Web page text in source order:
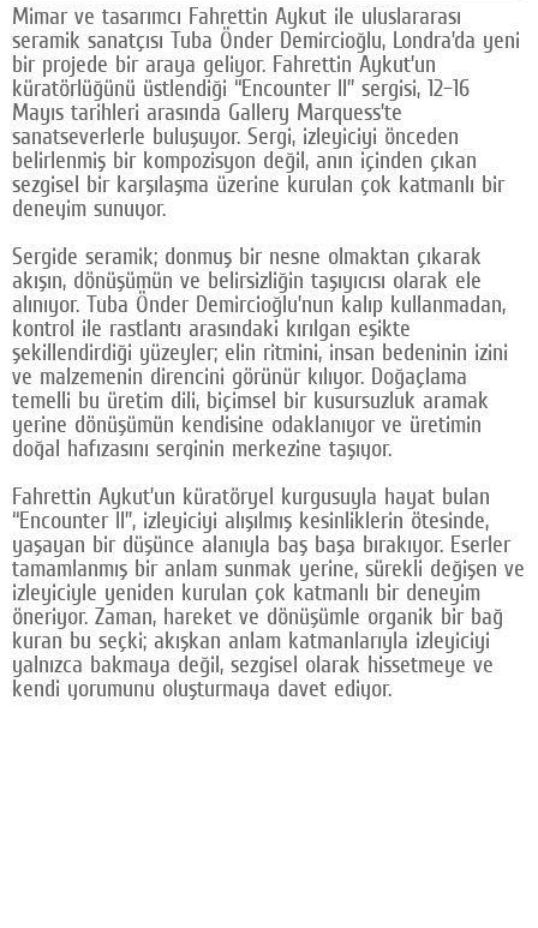
© 2026 TÜM HAKLARI SAKLIDIR
Mimar ve tasarımcı Fahrettin Aykut ile uluslararası
seramik sanatçısı Tuba Önder Demircioğlu, Londra’da yeni
bir projede bir araya geliyor. Fahrettin Aykut’un
küratörlüğünü üstlendiği “Encounter II” sergisi, 12–16
Mayıs tarihleri arasında Gallery Marquess’te
sanatseverlerle buluşuyor. Sergi, izleyiciyi önceden
belirlenmiş bir kompozisyon değil, anın içinden çıkan
sezgisel bir karşılaşma üzerine kurulan çok katmanlı bir
deneyim sunuyor.
Sergide seramik; donmuş bir nesne olmaktan çıkarak
akışın, dönüşümün ve belirsizliğin taşıyıcısı olarak ele
alınıyor. Tuba Önder Demircioğlu’nun kalıp kullanmadan,
kontrol ile rastlantı arasındaki kırılgan eşikte
şekillendirdiği yüzeyler; elin ritmini, insan bedeninin izini
ve malzemenin direncini görünür kılıyor. Doğaçlama
temelli bu üretim dili, biçimsel bir kusursuzluk aramak
yerine dönüşümün kendisine odaklanıyor ve üretimin
doğal hafızasını serginin merkezine taşıyor.
Fahrettin Aykut’un küratöryel kurgusuyla hayat bulan
“Encounter II”, izleyiciyi alışılmış kesinliklerin ötesinde,
yaşayan bir düşünce alanıyla baş başa bırakıyor. Eserler
tamamlanmış bir anlam sunmak yerine, sürekli değişen ve
izleyiciyle yeniden kurulan çok katmanlı bir deneyim
öneriyor. Zaman, hareket ve dönüşümle organik bir bağ
kuran bu seçki; akışkan anlam katmanlarıyla izleyiciyi
yalnızca bakmaya değil, sezgisel olarak hissetmeye ve
kendi yorumunu oluşturmaya davet ediyor.